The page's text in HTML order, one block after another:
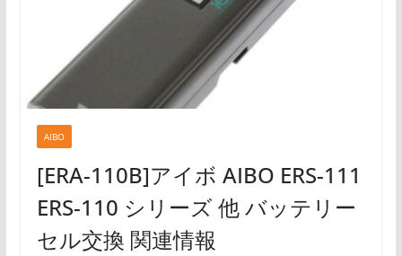
AIBO
[ERA-110B]アイボ AIBO ERS-111
ERS-110 シリーズ 他 バッテリー
セル交換 関連情報